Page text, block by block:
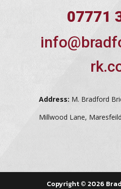
07771
Address: M. Bradford
Millwood Lane, Maresfeild
Copyright © 2026